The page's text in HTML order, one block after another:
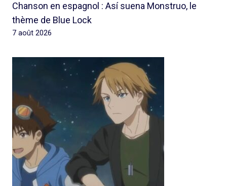
Chanson en espagnol : Así suena Monstruo, le
thème de Blue Lock
7 août 2026